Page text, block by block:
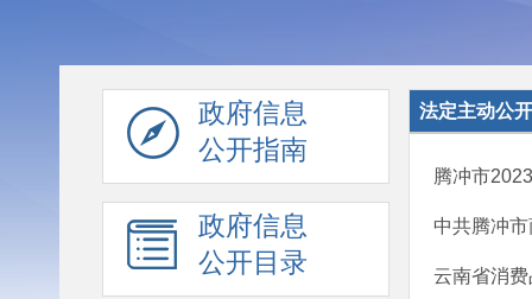
政府信息
公开指南
政府信息
公开目录
法定主动公
腾冲市
中共腾冲
云南省消